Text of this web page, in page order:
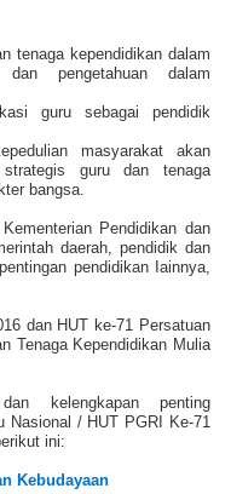
tenaga kependidikan dalam
dan pengetahuan dalam
guru sebagai pendidik
masyarakat akan
guru dan tenaga
bangsa.
Pendidikan dan
daerah, pendidik dan
pendidikan Iainnya,
dan HUT ke-71 Persatuan
Tenaga Kependidikan Mulia
kelengkapan penting
Nasional / HUT PGRI Ke-71
ini:
Kebudayaan